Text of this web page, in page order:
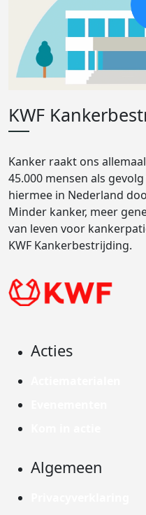
KWF
Kanker raakt ons
45.000 mensen als
hiermee in Nederland
Minder kanker, meer
van leven voor
KWF Kankerbestrijding.
Acties
Algemeen